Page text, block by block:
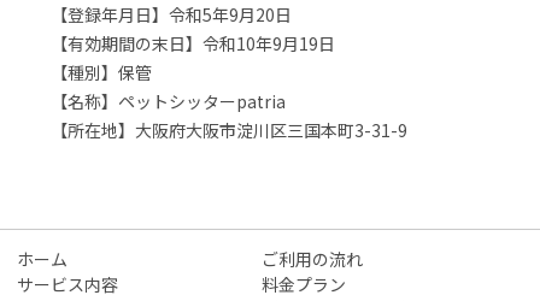
【登録年月日】令和5年9月20日
【有効期間の末日】令和10年9月19日
【種別】保管
【名称】ペットシッターpatria
【所在地】大阪府大阪市淀川区三国本町3-31-9
ホーム
ご利用の流れ
サービス内容
料金プラン